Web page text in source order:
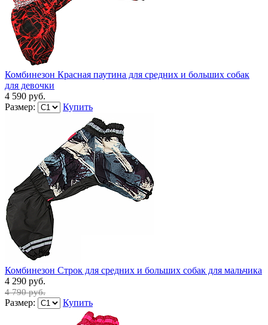
Комбинезон Красная паутина для средних и больших собак
для девочки
4 590 руб.
Размер:
Купить
Комбинезон Строк для средних и больших собак для мальчика
4 290 руб.
4 790 руб.
Размер: Купить